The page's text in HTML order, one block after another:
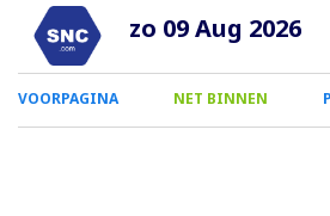
naar
inhoud
zo 09 Aug 2026
0
Smartphone
VOORPAGINA NET BINNEN